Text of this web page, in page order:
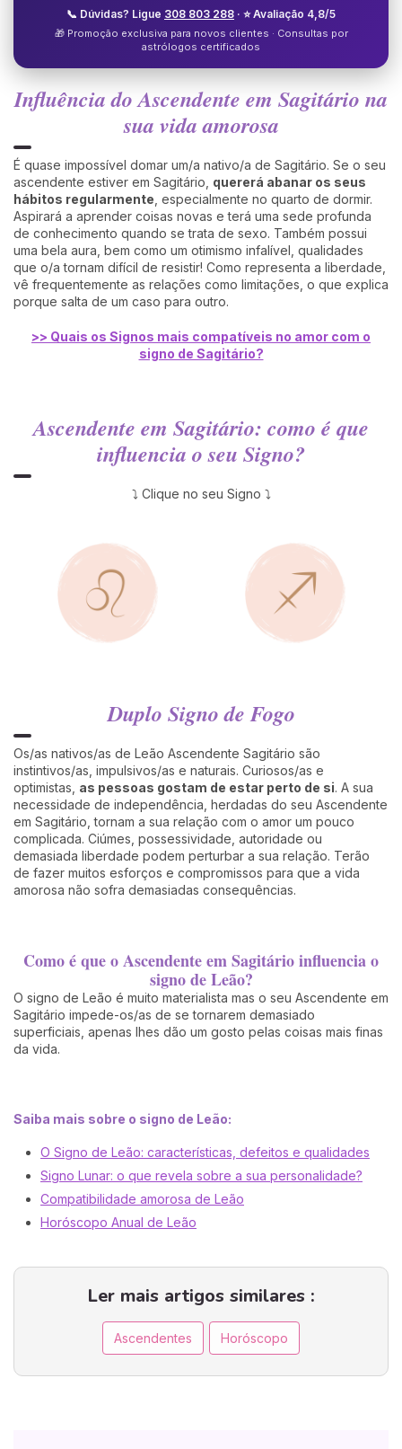
📞 Dúvidas? Ligue 308 803 288 · ⭐ Avaliação 4,8/5
🎁 Promoção exclusiva para novos clientes · Consultas por
astrólogos certificados
Influência do Ascendente em Sagitário na
sua vida amorosa
É quase impossível domar um/a nativo/a de Sagitário. Se o seu
ascendente estiver em Sagitário, quererá abanar os seus
hábitos regularmente , especialmente no quarto de dormir.
Aspirará a aprender coisas novas e terá uma sede profunda
de conhecimento quando se trata de sexo. Também possui
uma bela aura, bem como um otimismo infalível, qualidades
que o/a tornam difícil de resistir! Como representa a liberdade,
vê frequentemente as relações como limitações, o que explica
porque salta de um caso para outro.
>> Quais os Signos mais compatíveis no amor com o
signo de Sagitário?
Ascendente em Sagitário: como é que
influencia o seu Signo?
⤵ Clique no seu Signo ⤵
Duplo Signo de Fogo
Os/as nativos/as de Leão Ascendente Sagitário são
instintivos/as, impulsivos/as e naturais. Curiosos/as e
optimistas, as pessoas gostam de estar perto de si. A sua
necessidade de independência, herdadas do seu Ascendente
em Sagitário, tornam a sua relação com o amor um pouco
complicada. Ciúmes, possessividade, autoridade ou
demasiada liberdade podem perturbar a sua relação. Terão
de fazer muitos esforços e compromissos para que a vida
amorosa não sofra demasiadas consequências.
Como é que o Ascendente em Sagitário influencia o
signo de Leão?
O signo de Leão é muito materialista mas o seu Ascendente em
Sagitário impede-os/as de se tornarem demasiado
superficiais, apenas lhes dão um gosto pelas coisas mais finas
da vida.
Saiba mais sobre o signo de Leão:
O Signo de Leão: características, defeitos e qualidades
Signo Lunar: o que revela sobre a sua personalidade?
Compatibilidade amorosa de Leão
Horóscopo Anual de Leão
Ler mais artigos similares :
Ascendentes Horóscopo